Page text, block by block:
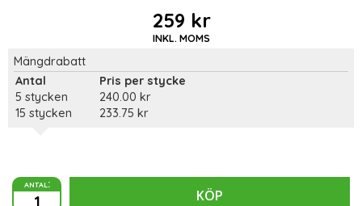
259 kr
INKL. MOMS
Mängdrabatt
Antal
Pris per stycke
5 stycken
240.00 kr
15 stycken
233.75 kr
antal:
KÖP